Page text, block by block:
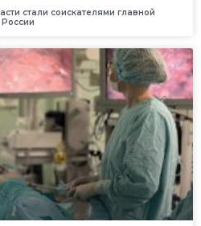
стали соискателями главной